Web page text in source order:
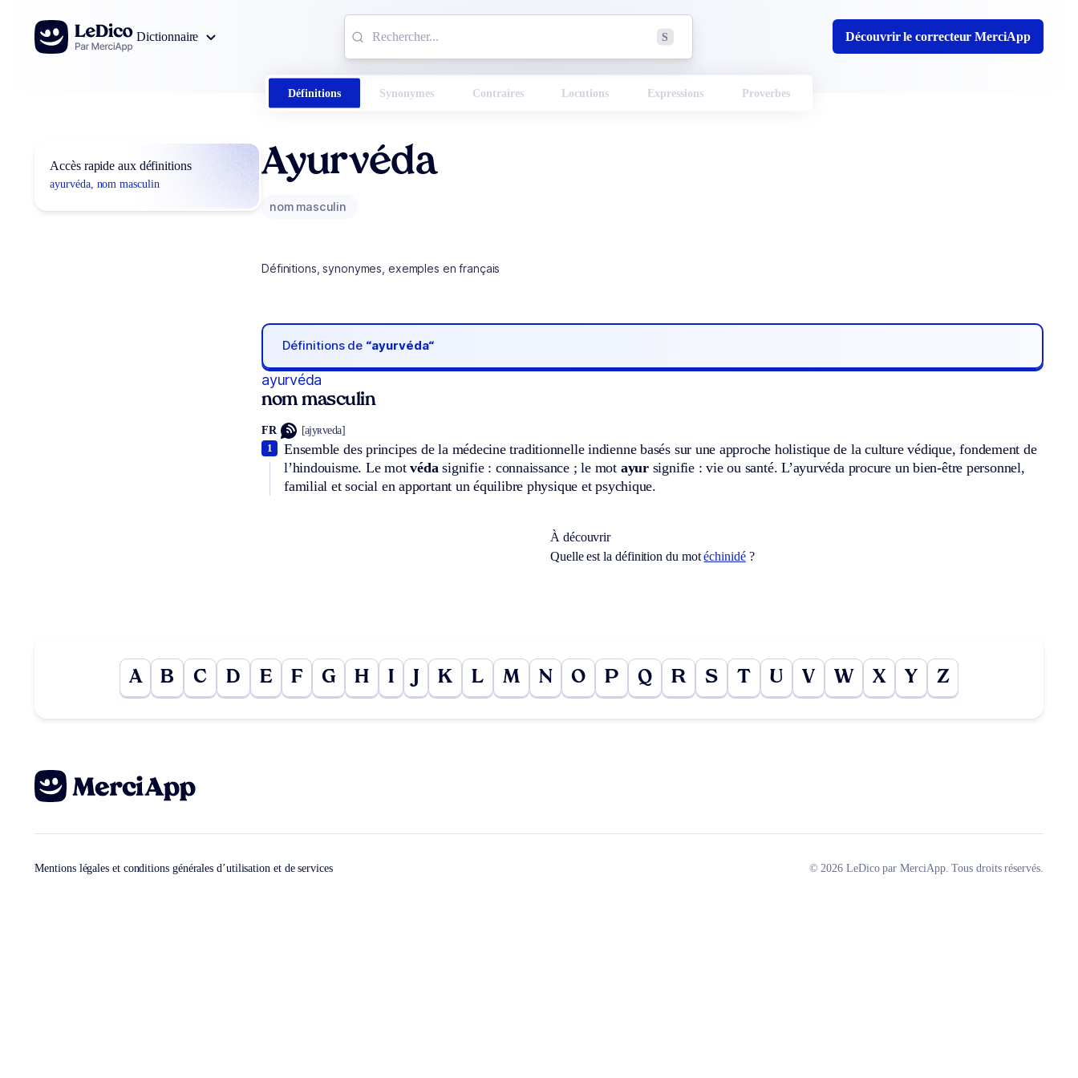
Aller au contenu
Dictionnaire
S Découvrir le correcteur MerciApp
Définitions Synonymes Contraires Locutions Expressions Proverbes
Accès rapide aux définitions
ayurvéda, nom masculin
Ayurvéda
nom masculin
Définitions, synonymes, exemples en français
Définitions de “ayurvéda“
ayurvéda
nom masculin
FR [ajyʀveda]
Ensemble des principes de la médecine traditionnelle indienne basés sur une approche holistique de la culture védique, fondement de
l’hindouisme. Le motvéda signifie : connaissance ; le mot ayursignifie : vie ou santé. L’ayurvéda procure un bien-être personnel,
familial et social en apportant un équilibre physique et psychique.
1
À découvrir
Quelle est la définition du motéchinidé?
A B C D E F G H I K L M N O P Q R S T U V W X Y Z
Mentions légales et conditions générales d’utilisation et de services © 2026 LeDico par MerciApp. Tous droits réservés.